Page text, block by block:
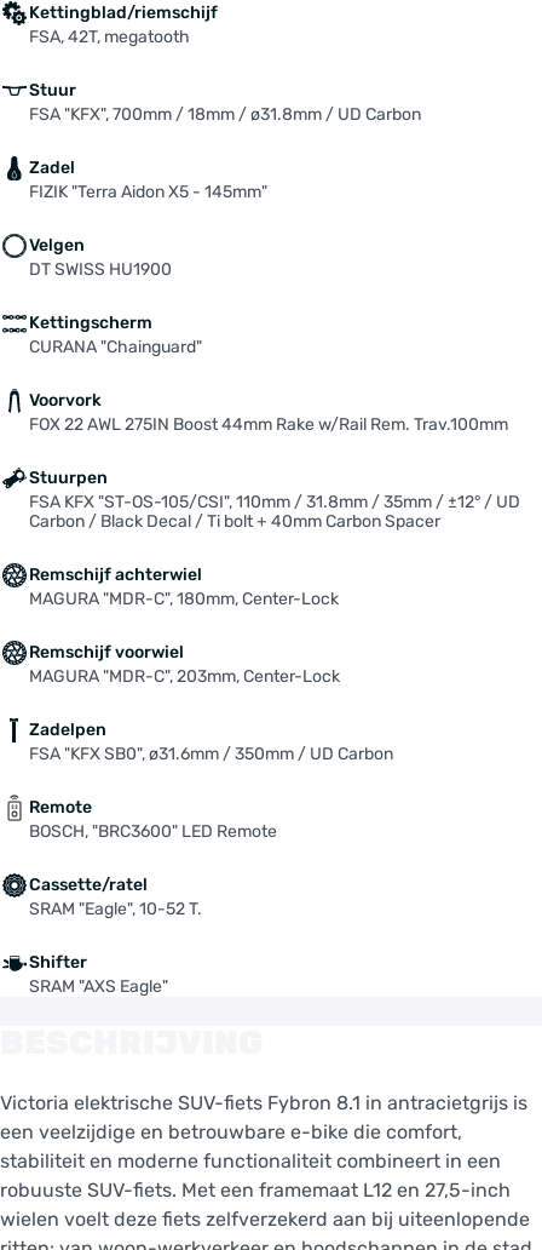
Kettingblad/riemschijf
FSA, 42T, megatooth
Stuur
FSA "KFX", 700mm / 18mm / ø31.8mm / UD Carbon
Zadel
FIZIK "Terra Aidon X5 - 145mm"
Velgen
DT SWISS HU1900
Kettingscherm
CURANA "Chainguard"
Voorvork
FOX 22 AWL 275IN Boost 44mm Rake w/Rail Rem. Trav.100mm
Stuurpen
FSA KFX "ST-OS-105/CSI", 110mm / 31.8mm / 35mm / ±12° / UD
Carbon / Black Decal / Ti bolt + 40mm Carbon Spacer
Remschijf achterwiel
MAGURA "MDR-C", 180mm, Center-Lock
Remschijf voorwiel
MAGURA "MDR-C", 203mm, Center-Lock
Zadelpen
FSA "KFX SB0", ø31.6mm / 350mm / UD Carbon
Remote
BOSCH, "BRC3600" LED Remote
Cassette/ratel
SRAM "Eagle", 10-52 T.
Shifter
SRAM "AXS Eagle"
Victoria elektrische SUV-fiets Fybron 8.1 in antracietgrijs is
een veelzijdige en betrouwbare e-bike die comfort,
stabiliteit en moderne functionaliteit combineert in een
robuuste SUV-fiets. Met een framemaat L12 en 27,5-inch
wielen voelt deze fiets zelfverzekerd aan bij uiteenlopende